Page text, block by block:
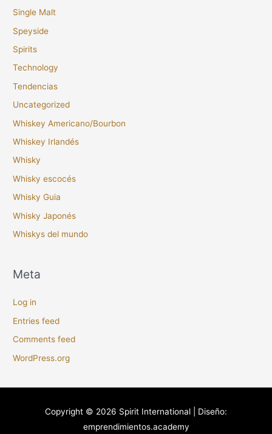
Single Malt
Speyside
Spirits
Technology
Tendencias
Uncategorized
Whiskey Americano/Bourbon
Whiskey Irlandés
Whisky
Whisky escocés
Whisky Guia
Whisky Japonés
Whiskys del mundo
Meta
Log in
Entries feed
Comments feed
WordPress.org
Copyright © 2026 Spirit International | Diseño:
emprendimientos.academy